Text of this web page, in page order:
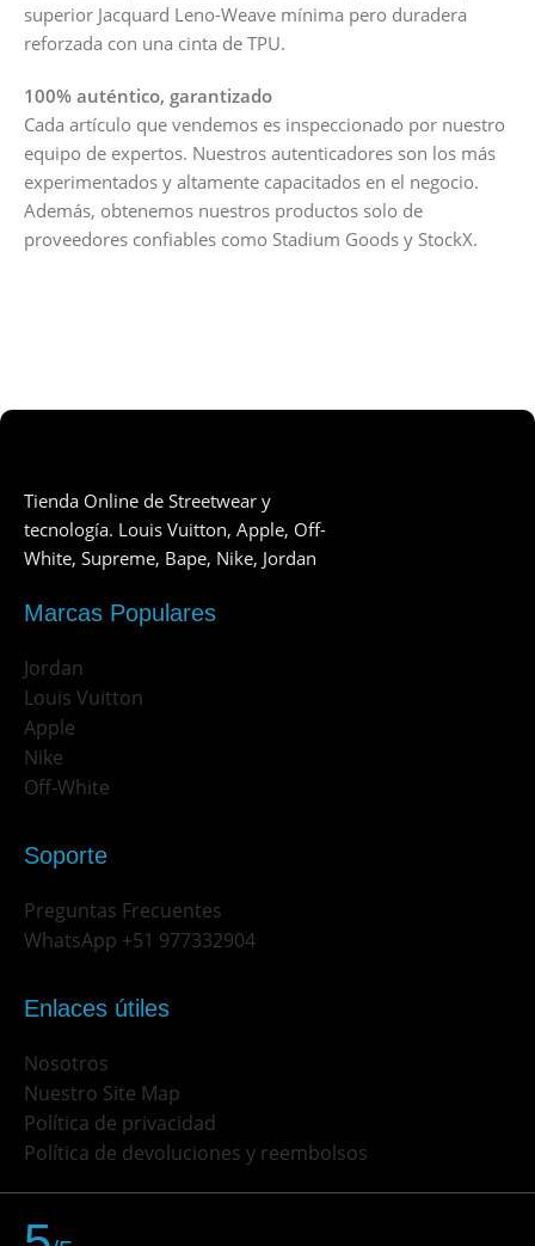
superior Jacquard Leno-Weave mínima pero duradera
reforzada con una cinta de TPU.
100% auténtico, garantizado
Cada artículo que vendemos es inspeccionado por nuestro
equipo de expertos. Nuestros autenticadores son los más
experimentados y altamente capacitados en el negocio.
Además, obtenemos nuestros productos solo de
proveedores confiables como Stadium Goods y StockX.
Tienda Online de Streetwear y
tecnología. Louis Vuitton, Apple, Off-
White, Supreme, Bape, Nike, Jordan
Marcas Populares
Jordan
Louis Vuitton
Apple
Nike
Off-White
Soporte
Preguntas Frecuentes
WhatsApp +51 977332904
Enlaces útiles
Nosotros
Nuestro Site Map
Política de privacidad
Política de devoluciones y reembolsos